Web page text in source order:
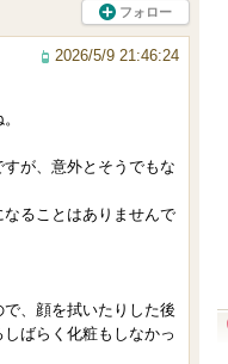
フォロー
2026/5/9 21:46:24
が、意外とそうでもな
ることはありませんで
、顔を拭いたりした後
ばらく化粧もしなかっ